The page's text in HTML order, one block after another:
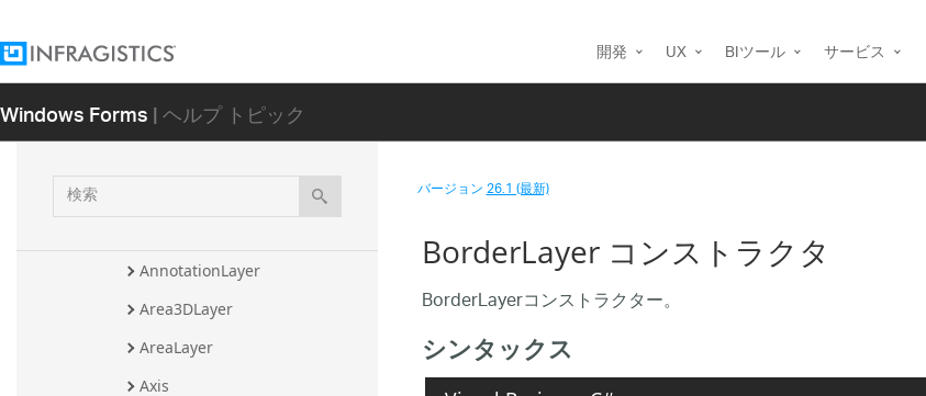
開発 UX BIツール サービス
Windows Forms| ヘルプ トピック
検
索
ons 名前空間
Infragistics.UltraChart.Core.ColorMo
del 名前空間
Infragistics.UltraChart.Core.Layers
AnnotationLayer
Area3DLayer
AreaLayer
Axis
バージョン26.1 (最新)
BorderLayer コンストラクタ
BorderLayerコンストラクター。
シンタックス